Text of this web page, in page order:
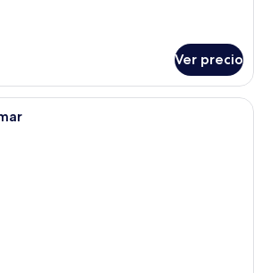
Ver precio
Habitación de hotel con una cama